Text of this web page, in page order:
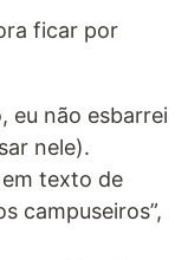
ficar por
eu não esbarrei
nele).
em texto de
campuseiros”,